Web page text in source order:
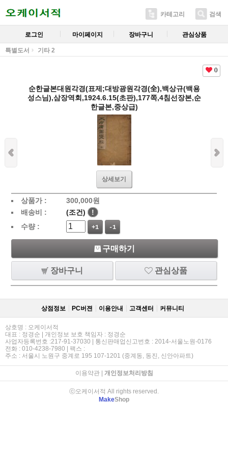
카테고리 검색
로그인 마이페이지 장바구니 관심상품
특별도서 기타 2
0
순한글본대원각경(표제;대방광원각경(全),백상규(백용
성스님),삼장역회,1924.6.15(초판),177쪽,4침선장본,순
한글본,중상급)
상세보기
상품가 : 300,000원
배송비 :
(조건)
!
수량 :
+1 -1
구매하기
장바구니 관심상품
상점정보 PC버젼 이용안내 고객센터 커뮤니티
상호명 : 오케이서적
대표 : 정경순 | 개인정보 보호 책임자 : 정경순
사업자등록번호 :217-91-37030 | 통신판매업신고번호 : 2014-서울노원-0176
전화 : 010-4238-7980 | 팩스 :
주소 : 서울시 노원구 중계로 195 107-1201 (중계동, 동진, 신안아파트)
이용약관| 개인정보처리방침
ⓒ오케이서적 All rights reserved.
MakeShop